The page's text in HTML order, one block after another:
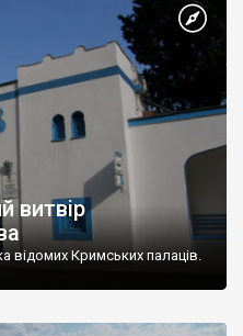
витвір
відомих Кримських палаців.